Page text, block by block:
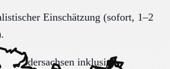
Einschätzung (sofort, 1–2
Niedersachsen inklusive